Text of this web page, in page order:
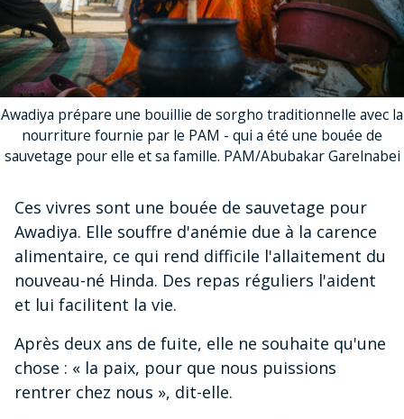
Awadiya prépare une bouillie de sorgho traditionnelle avec la
nourriture fournie par le PAM - qui a été une bouée de
sauvetage pour elle et sa famille. PAM/Abubakar Garelnabei
Ces vivres sont une bouée de sauvetage pour
Awadiya. Elle souffre d'anémie due à la carence
alimentaire, ce qui rend difficile l'allaitement du
nouveau-né Hinda. Des repas réguliers l'aident
et lui facilitent la vie.
Après deux ans de fuite, elle ne souhaite qu'une
chose : « la paix, pour que nous puissions
rentrer chez nous », dit-elle.